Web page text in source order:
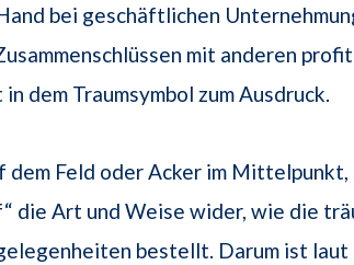
bei geschäftlichen
mit anderen
in dem Traumsymbol zum Ausdruck.
dem Feld oder Acker im
die Art und Weise wider, wie die
bestellt. Darum ist laut